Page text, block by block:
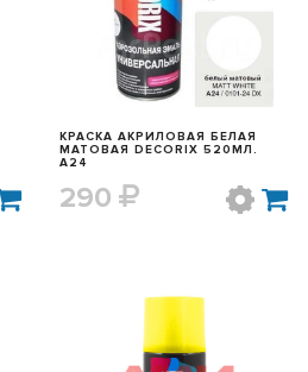
КРАСКА АКРИЛОВАЯ БЕЛАЯ
МАТОВАЯ DECORIX 520МЛ.
A24
290